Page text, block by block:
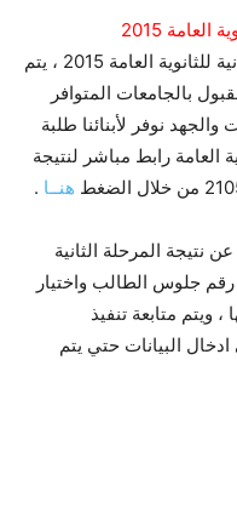
2015
للتعرف علي نتيجة تنسيق المرحلة الثانية للثانوية العامة 2015 ، يتم
بالجامعات المتوافر
نوفر لأبنائنا طلبة
العامة رابط مباشر لنتيجة
هنــا .
نتيجة المرحلة الثانية
2015 هي كتابة رقم جلوس الطالب واختيار
ويتم متابعة تنفيذ
البيانات حتي يتم